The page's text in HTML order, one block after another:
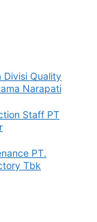
Divisi Quality
Narapati
Staff PT
PT.
Tbk